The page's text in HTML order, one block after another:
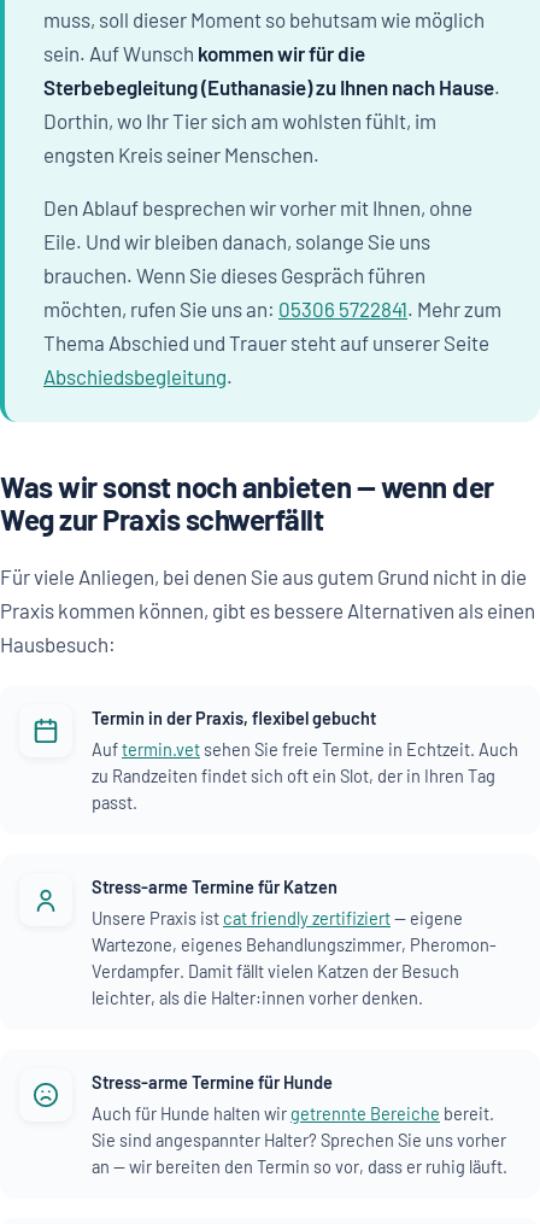
muss, soll dieser Moment so behutsam wie möglich
sein. Auf Wunsch kommen wir für die
Sterbebegleitung (Euthanasie) zu Ihnen nach Hause.
Dorthin, wo Ihr Tier sich am wohlsten fühlt, im
engsten Kreis seiner Menschen.
Den Ablauf besprechen wir vorher mit Ihnen, ohne
Eile. Und wir bleiben danach, solange Sie uns
brauchen. Wenn Sie dieses Gespräch führen
möchten, rufen Sie uns an: 05306 5722841. Mehr zum
Thema Abschied und Trauer steht auf unserer Seite
Abschiedsbegleitung.
Was wir sonst noch anbieten — wenn der
Weg zur Praxis schwerfällt
Für viele Anliegen, bei denen Sie aus gutem Grund nicht in die
Praxis kommen können, gibt es bessere Alternativen als einen
Hausbesuch:
Termin in der Praxis, flexibel gebucht
Auftermin.vet sehen Sie freie Termine in Echtzeit. Auch
zu Randzeiten findet sich oft ein Slot, der in Ihren Tag
passt.
Stress-arme Termine für Katzen
Unsere Praxis ist cat friendly zertifiziert— eigene
Wartezone, eigenes Behandlungszimmer, Pheromon-
Verdampfer. Damit fällt vielen Katzen der Besuch
leichter, als die Halter:innen vorher denken.
Stress-arme Termine für Hunde
Auch für Hunde halten wir getrennte Bereiche bereit.
Sie sind angespannter Halter? Sprechen Sie uns vorher
an — wir bereiten den Termin so vor, dass er ruhig läuft.